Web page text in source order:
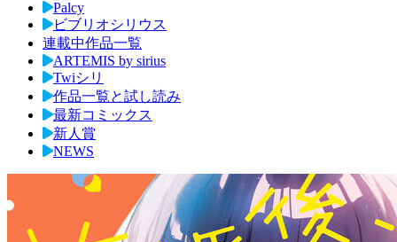
Palcy
ビブリオシリウス
連載中作品一覧
ARTEMIS by sirius
Twiシリ
作品一覧と試し読み
最新コミックス
新人賞
NEWS